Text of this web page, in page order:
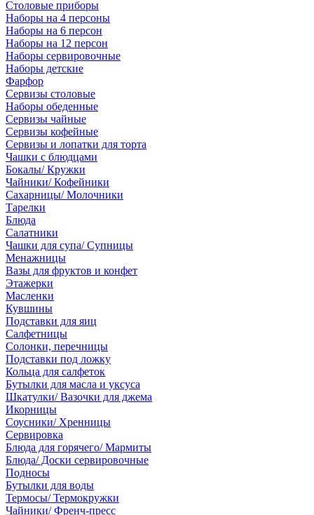
Столовые приборы
Наборы на 4 персоны
Наборы на 6 персон
Наборы на 12 персон
Наборы сервировочные
Наборы детские
Фарфор
Сервизы столовые
Наборы обеденные
Сервизы чайные
Сервизы кофейные
Сервизы и лопатки для торта
Чашки с блюдцами
Бокалы/ Кружки
Чайники/ Кофейники
Сахарницы/ Молочники
Тарелки
Блюда
Салатники
Чашки для супа/ Супницы
Менажницы
Вазы для фруктов и конфет
Этажерки
Масленки
Кувшины
Подставки для яиц
Салфетницы
Солонки, перечницы
Подставки под ложку
Кольца для салфеток
Бутылки для масла и уксуса
Шкатулки/ Вазочки для джема
Икорницы
Соусники/ Хренницы
Сервировка
Блюда для горячего/ Мармиты
Блюда/ Доски сервировочные
Подносы
Бутылки для воды
Термосы/ Термокружки
Чайники/ Френч-пресс